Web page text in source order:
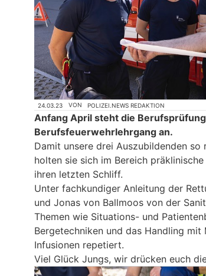
24.03.23 VON POLIZEI.NEWS REDAKTION
Anfang April steht die
Berufsfeuerwehrlehrgang an.
Damit unsere drei Auszubildenden
holten sie sich im Bereich
ihren letzten Schliff.
Unter fachkundiger Anleitung der
und Jonas von Ballmoos von der
Themen wie Situations- und
Bergetechniken und das Handling mit
Infusionen repetiert.
Viel Glück Jungs, wir drücken euch